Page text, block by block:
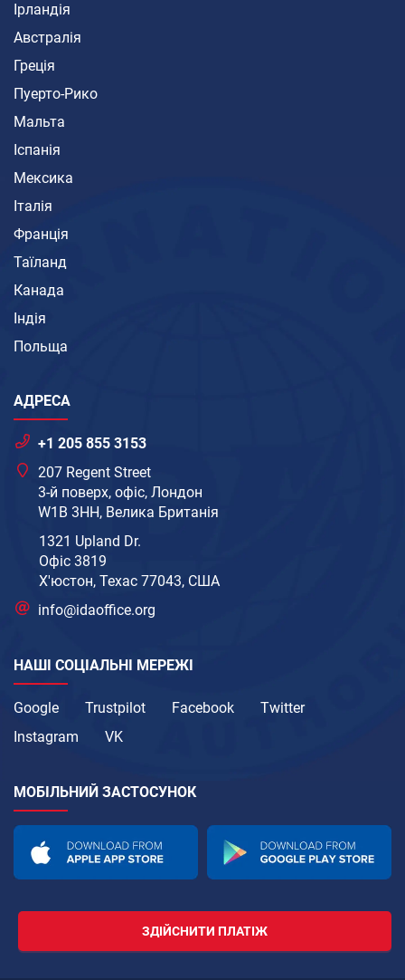
Ірландія
Австралія
Греція
Пуерто-Рико
Мальта
Іспанія
Мексика
Італія
Франція
Таїланд
Канада
Індія
Польща
АДРЕСА
+1 205 855 3153
207 Regent Street
3-й поверх, офіс, Лондон
W1B 3HH, Велика Британія
1321 Upland Dr.
Офіс 3819
Х'юстон, Техас 77043, США
info@idaoffice.org
НАШІ СОЦІАЛЬНІ МЕРЕЖІ
Google Trustpilot Facebook
Twitter
Instagram
VK
МОБІЛЬНИЙ ЗАСТОСУНОК
ЗДІЙСНИТИ ПЛАТІЖ